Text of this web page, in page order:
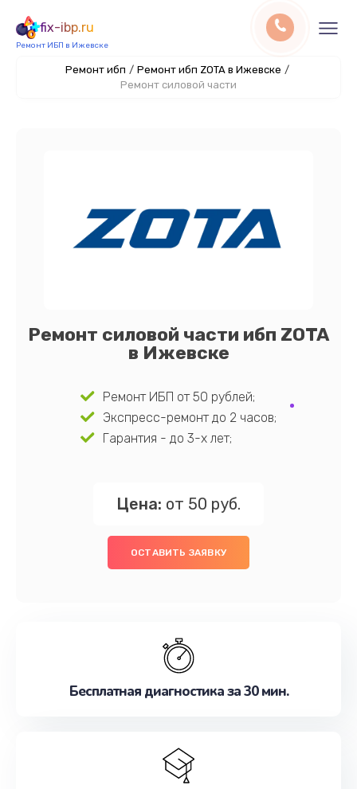
fix-ibp.ru
Ремонт ИБП в Ижевске
Ремонт ибп / Ремонт ибп ZOTA в Ижевске /
Ремонт силовой части
Ремонт силовой части ибп ZOTA
в Ижевске
Ремонт ИБП от 50 рублей;
Экспресс-ремонт до 2 часов;
Гарантия - до 3-х лет;
Цена: от 50 руб.
ОСТАВИТЬ ЗАЯВКУ
Бесплатная диагностика за 30 мин.